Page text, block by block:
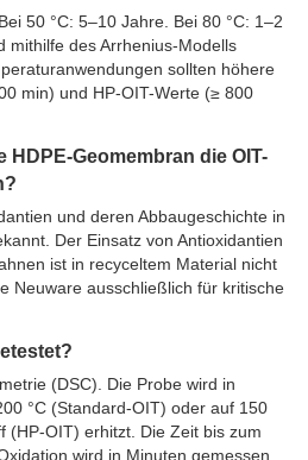
50 °C: 5–10 Jahre. Bei 80 °C: 1–2
mithilfe des Arrhenius-Modells
sollten höhere
min) und HP-OIT-Werte (≥ 800
HDPE-Geomembran die OIT-
und deren Abbaugeschichte in
Der Einsatz von Antioxidantien
ist in recyceltem Material nicht
Neuware ausschließlich für kritische
(DSC). Die Probe wird in
°C (Standard-OIT) oder auf 150
(HP-OIT) erhitzt. Die Zeit bis zum
wird in Minuten gemessen.